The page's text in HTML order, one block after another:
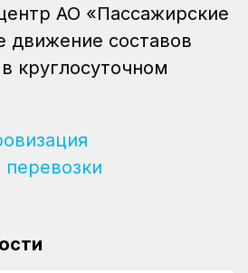
АО «Пассажирские
движение составов
круглосуточном